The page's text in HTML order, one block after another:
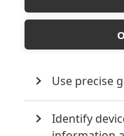
spin-offy a desátým
Hobbse a
mohl, ale nemusel být
offy by se jen tak
Use precise
Identify